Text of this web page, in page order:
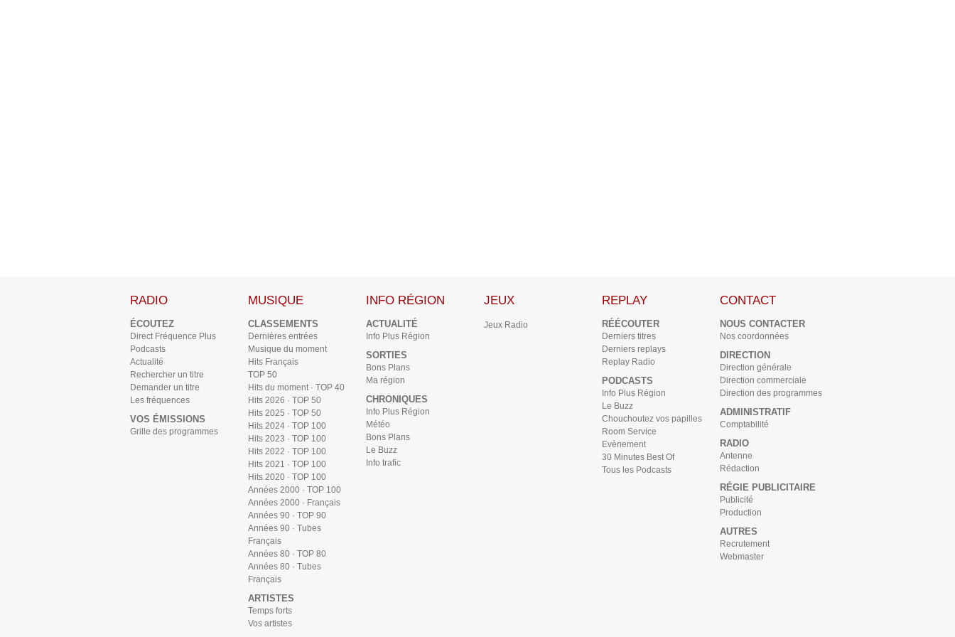
RADIO
ÉCOUTEZ
Direct Fréquence Plus
Podcasts
Actualité
Rechercher un titre
Demander un titre
Les fréquences
VOS ÉMISSIONS
Grille des programmes
MUSIQUE
CLASSEMENTS
Dernières entrées
Musique du moment
Hits Français
TOP 50
Hits du moment · TOP 40
Hits 2026 · TOP 50
Hits 2025 · TOP 50
Hits 2024 · TOP 100
Hits 2023 · TOP 100
Hits 2022 · TOP 100
Hits 2021 · TOP 100
Hits 2020 · TOP 100
Années 2000 · TOP 100
Années 2000 · Français
Années 90 · TOP 90
Années 90 · Tubes
Français
Années 80 · TOP 80
Années 80 · Tubes
Français
ARTISTES
Temps forts
Vos artistes
INFO RÉGION
ACTUALITÉ
Info Plus Région
SORTIES
Bons Plans
Ma région
CHRONIQUES
Info Plus Région
Météo
Bons Plans
Le Buzz
Info trafic
JEUX
Jeux Radio
REPLAY
RÉÉCOUTER
Derniers titres
Derniers replays
Replay Radio
PODCASTS
Info Plus Région
Le Buzz
Chouchoutez vos papilles
Room Service
Evènement
30 Minutes Best Of
Tous les Podcasts
CONTACT
NOUS CONTACTER
Nos coordonnées
DIRECTION
Direction générale
Direction commerciale
Direction des programmes
ADMINISTRATIF
Comptabilité
RADIO
Antenne
Rédaction
RÉGIE PUBLICITAIRE
Publicité
Production
AUTRES
Recrutement
Webmaster